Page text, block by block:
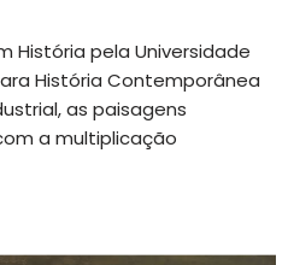
História pela Universidade
História Contemporânea
as paisagens
a multiplicação